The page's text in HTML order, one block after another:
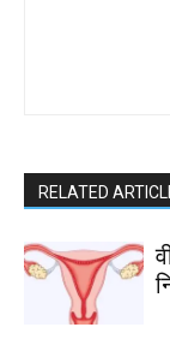
RELATED